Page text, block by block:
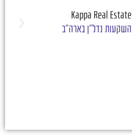
Kappa Real Estate
השקעות נדל"ן בארה"ב